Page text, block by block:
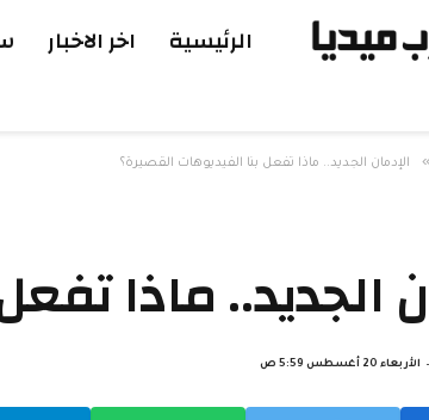
الرئيسية اخر الاخبار
» الإدمان الجديد.. ماذا تفعل بنا الفيديوهات القصيرة؟
الجديد.. ماذا
الأربعاء 20 أغسطس 5:59 ص